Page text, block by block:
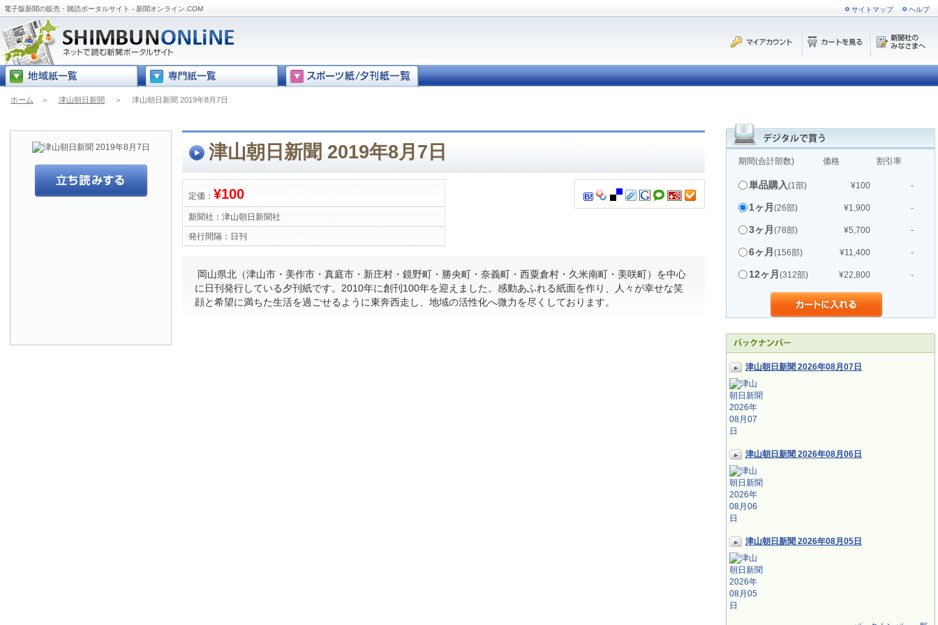
電子版新聞の販売・購読ポータルサイト - 新聞オンライン.COM サイトマップ ヘルプ
ホーム ＞ 津山朝日新聞 ＞ 津山朝日新聞 2019年8月7日
期間(合計部数) 価格 割引率
単品購入(1部) ¥100 -
1ヶ月 (26部) ¥1,900 -
3ヶ月 (78部) ¥5,700 -
6ヶ月 (156部) ¥11,400 -
12ヶ月 (312部) ¥22,800 -
津山朝日新聞 2026年08月07日
津山朝日新聞 2026年08月06日
津山朝日新聞 2026年08月05日
津山朝日新聞 2019年8月7日
定価： ¥100
新聞社： 津山朝日新聞社
発行間隔： 日刊
岡山県北（津山市・美作市・真庭市・新庄村・鏡野町・勝央町・奈義町・西粟倉村・久米南町・美咲町）を中心
に日刊発行している夕刊紙です。2010年に創刊100年を迎えました。感動あふれる紙面を作り、人々が幸せな笑
顔と希望に満ちた生活を過ごせるように東奔西走し、地域の活性化へ微力を尽くしております。